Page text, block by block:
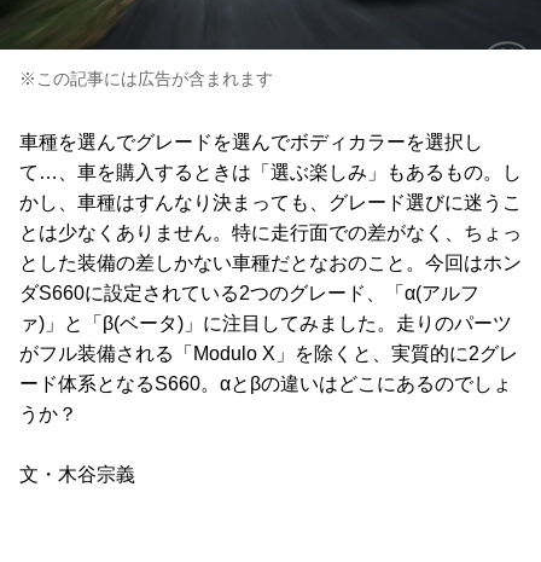
※この記事には広告が含まれます
車種を選んでグレードを選んでボディカラーを選択し
て…、車を購入するときは「選ぶ楽しみ」もあるもの。し
かし、車種はすんなり決まっても、グレード選びに迷うこ
とは少なくありません。特に走行面での差がなく、ちょっ
とした装備の差しかない車種だとなおのこと。今回はホン
ダS660に設定されている2つのグレード、「α(アルフ
ァ)」と「β(ベータ)」に注目してみました。走りのパーツ
がフル装備される「Modulo X」を除くと、実質的に2グレ
ード体系となるS660。αとβの違いはどこにあるのでしょ
うか？
文・木谷宗義